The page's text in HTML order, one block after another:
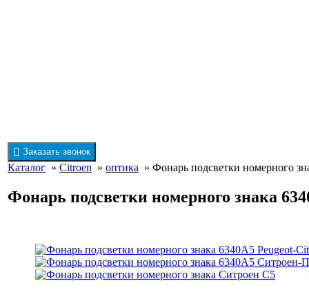
Заказать звонок
Каталог » Citroen » оптика » Фонарь подсветки номерного
Фонарь подсветки номерного знака